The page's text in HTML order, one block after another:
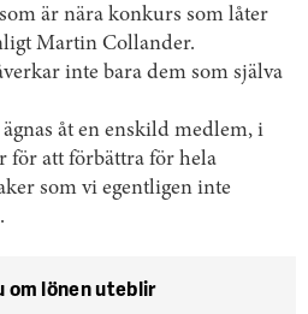
är nära konkurs som låter
Martin Collander.
inte bara dem som själva
åt en enskild medlem, i
för att förbättra för hela
som vi egentligen inte
om lönen uteblir